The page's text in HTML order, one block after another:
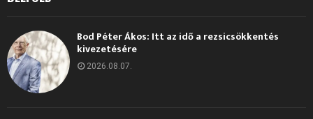
Bod Péter Ákos: Itt az idő a rezsicsökkentés
kivezetésére
2026.08.07.